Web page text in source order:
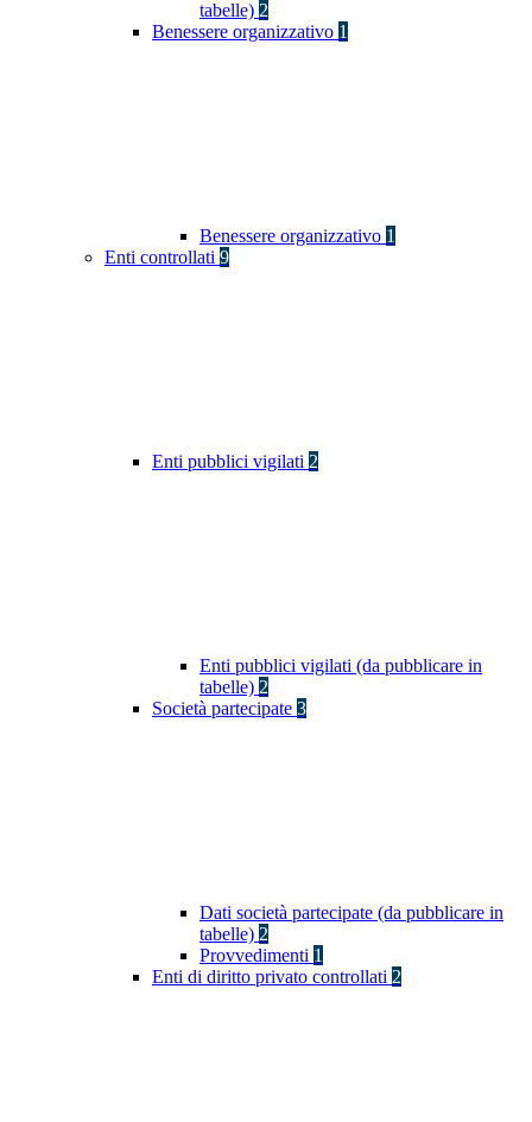
tabelle) 2
Benessere organizzativo 1
Benessere organizzativo 1
Enti controllati 9
Enti pubblici vigilati 2
Enti pubblici vigilati (da pubblicare in
tabelle) 2
Società partecipate 3
Dati società partecipate (da pubblicare in
tabelle) 2
Provvedimenti 1
Enti di diritto privato controllati 2